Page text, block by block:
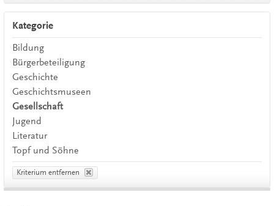
Kategorie
Bildung
Bürgerbeteiligung
Geschichte
Geschichtsmuseen
Gesellschaft
Jugend
Literatur
Topf und Söhne
Kriterium entfernen